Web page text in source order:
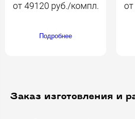
от 49120 руб./компл.
Подробнее
Заказ изготовления и